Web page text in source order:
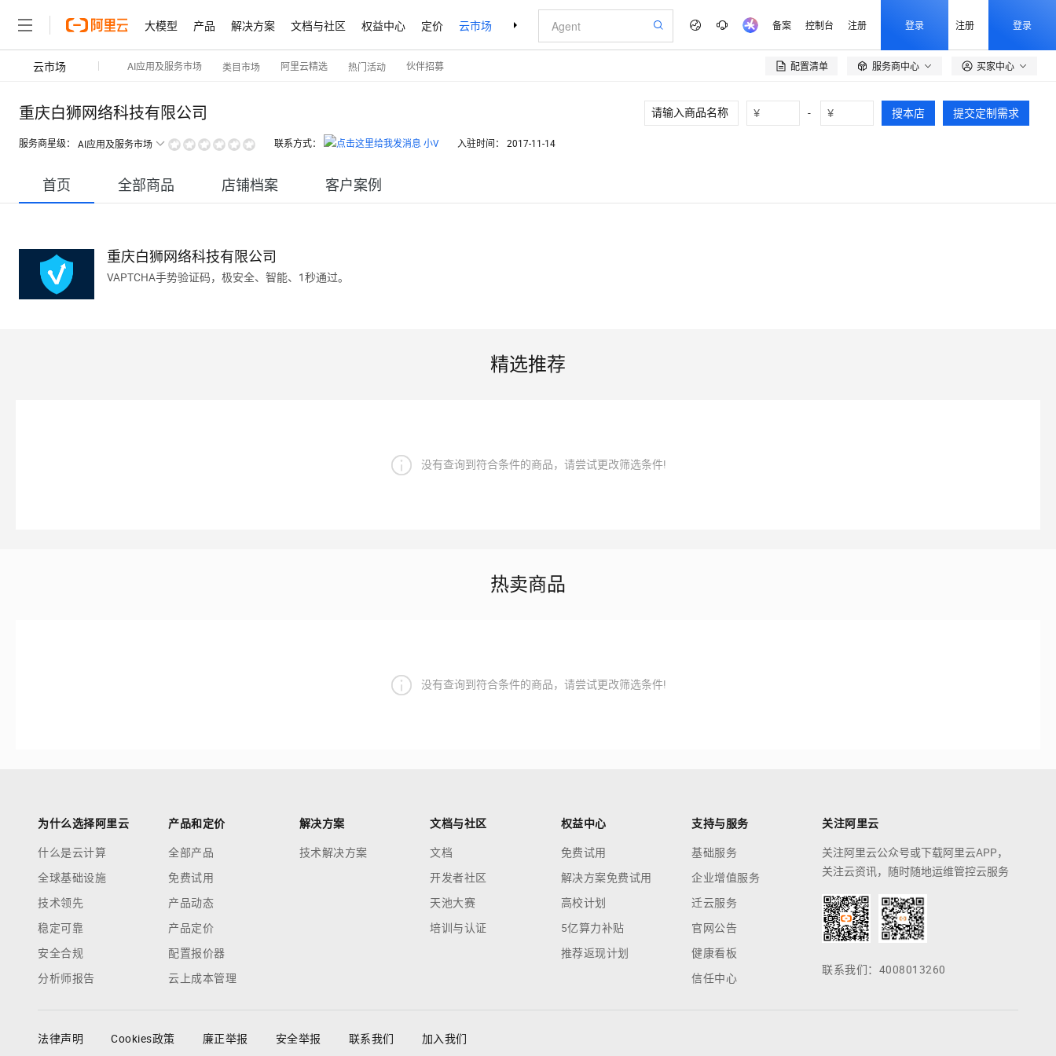
大模型 产品 解决方案 文档与社区 权益中心 定价 云市场 合作伙伴 支持与服务 了解阿里云 备案 控制台 注册 登录 注册 登录
云市场 AI应用及服务市场 类目市场 阿里云精选 热门活动 伙伴招募 配置清单  服务商中心 买家中心
重庆白狮网络科技有限公司
服务商星级： AI应用及服务市场 联系方式： 小V 入驻时间： 2017-11-14
¥ - ¥ 搜本店 提交定制需求
首页 全部商品 店铺档案 客户案例
重庆白狮网络科技有限公司
VAPTCHA手势验证码，极安全、智能、1秒通过。
精选推荐
没有查询到符合条件的商品，请尝试更改筛选条件!
热卖商品
没有查询到符合条件的商品，请尝试更改筛选条件!
为什么选择阿里云
什么是云计算
全球基础设施
技术领先
稳定可靠
安全合规
分析师报告
产品和定价
全部产品
免费试用
产品动态
产品定价
配置报价器
云上成本管理
解决方案
技术解决方案
文档与社区
文档
开发者社区
天池大赛
培训与认证
权益中心
免费试用
解决方案免费试用
高校计划
5亿算力补贴
推荐返现计划
支持与服务
基础服务
企业增值服务
迁云服务
官网公告
健康看板
信任中心
关注阿里云
关注阿里云公众号或下载阿里云APP，
关注云资讯，随时随地运维管控云服务
联系我们：4008013260
法律声明 Cookies政策 廉正举报 安全举报 联系我们 加入我们